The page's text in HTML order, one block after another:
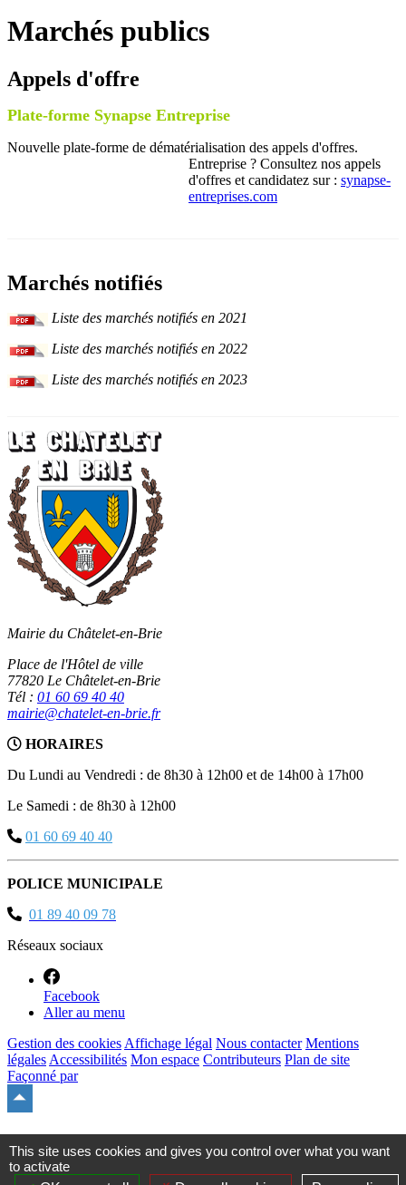
Marchés publics
Appels d'offre
Plate-forme Synapse Entreprise
Nouvelle plate-forme de dématérialisation des appels d'offres.
Entreprise ? Consultez nos appels
d'offres et candidatez sur : synapse-
entreprises.com
Marchés notifiés
Liste des marchés notifiés en 2021
Liste des marchés notifiés en 2022
Liste des marchés notifiés en 2023
Mairie du Châtelet-en-Brie
Place de l'Hôtel de ville
77820 Le Châtelet-en-Brie
Tél : 01 60 69 40 40
mairie@chatelet-en-brie.fr
HORAIRES
Du Lundi au Vendredi : de 8h30 à 12h00 et de 14h00 à 17h00
Le Samedi : de 8h30 à 12h00
01 60 69 40 40
POLICE MUNICIPALE
01 89 40 09 78
Réseaux sociaux
Facebook
Aller au menu
Gestion des cookies Affichage légal Nous contacter Mentions
légales Accessibilités Mon espace Contributeurs Plan de site
Façonné par
site
This site uses cookies and gives you control over what you want
to activate